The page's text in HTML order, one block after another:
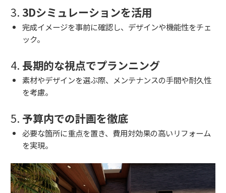
3. 3Dシミュレーションを活用
完成イメージを事前に確認し、デザインや機能性をチェ
ック。
4. 長期的な視点でプランニング
素材やデザインを選ぶ際、メンテナンスの手間や耐久性
を考慮。
5. 予算内での計画を徹底
必要な箇所に重点を置き、費用対効果の高いリフォーム
を実現。